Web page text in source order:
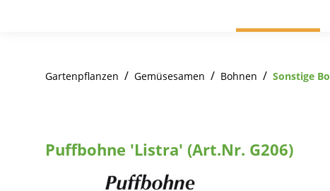
Gartenpflanzen / Gemüsesamen / Bohnen / Sonstige
Puffbohne 'Listra' (Art.Nr. G206)